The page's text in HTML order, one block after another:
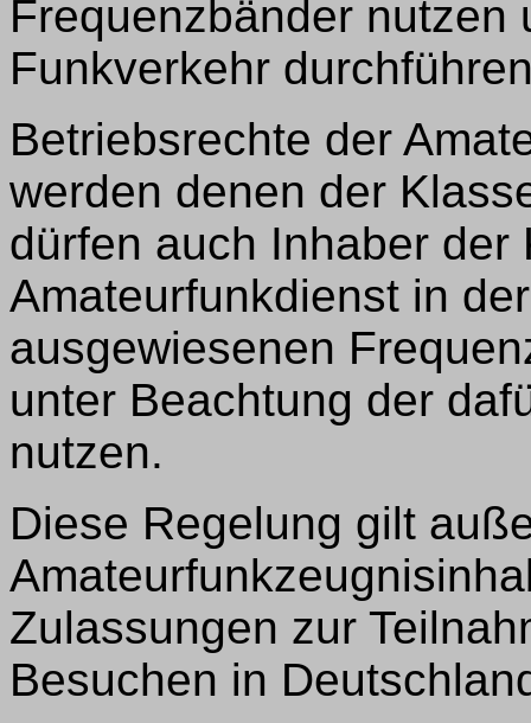
Frequenzbänder nutzen
Funkverkehr
Betriebsrechte der
werden denen der
dürfen auch Inhaber der
Amateurfunkdienst in
ausgewiesenen
unter Beachtung der
nutzen.
Diese Regelung gilt
Zulassungen zur
Besuchen in